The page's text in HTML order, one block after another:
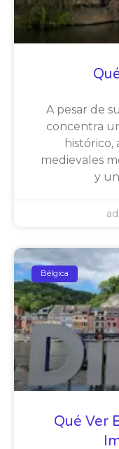
A pesar de
concentra
histórico,
medievales
y
Bélgica
Qué Ver